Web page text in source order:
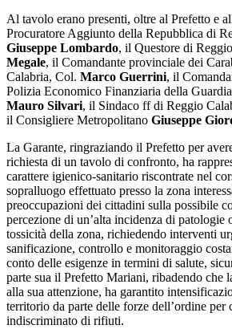
Al tavolo erano presenti, oltre al Prefetto e
Procuratore Aggiunto della Repubblica di
Giuseppe Lombardo, il Questore di
Megale, il Comandante provinciale dei
Calabria, Col. Marco Guerrini, il
Polizia Economico Finanziaria della
Mauro Silvari, il Sindaco ff di Reggio
il Consigliere Metropolitano Giuseppe
La Garante, ringraziando il Prefetto per
richiesta di un tavolo di confronto, ha
carattere igienico-sanitario riscontrate nel
sopralluogo effettuato presso la zona
preoccupazioni dei cittadini sulla possibile
percezione di un’alta incidenza di patologie
tossicità della zona, richiedendo interventi
sanificazione, controllo e monitoraggio
conto delle esigenze in termini di salute,
parte sua il Prefetto Mariani, ribadendo che
alla sua attenzione, ha garantito
territorio da parte delle forze dell’ordine per
indiscriminato di rifiuti.